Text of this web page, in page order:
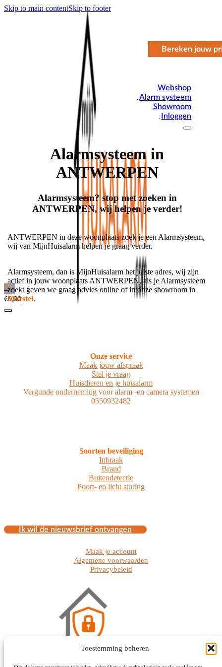
Toestemming beheren
Skip to main contentSkip to footer
Webshop
Alarm systeem
Showroom
Inloggen
Bereken jouw
0
€0,00
Alarmsysteem in
ANTWERPEN
Alarmsysteem? stop met zoeken in
ANTWERPEN, wij helpen je verder!
ANTWERPEN in deze woonplaats zoek je een Alarmsysteem,
wij van MijnHuisalarm helpen je graag verder.
Alarmsysteem, dan is MijnHuisalarm het juiste adres, wij zijn
actief in jouw woonplaats ANTWERPEN, als je Alarmsysteem
zoekt geven we graag advies online of in onze showroom in
Morstel.
Onze service
Maak jouw afspraak
Stel je vraag
Huisdieren en je huisalarm
Vergunde onderneming voor alarm -en camera systemen
0550932482
Soorten beveiliging
Inbraak
Brand
Buitendetectie
Poort- en licht sturing
Ik wil de nieuwsbrief ontvangen
Maak je account
Algemene voorwaarden
Privacybeleid